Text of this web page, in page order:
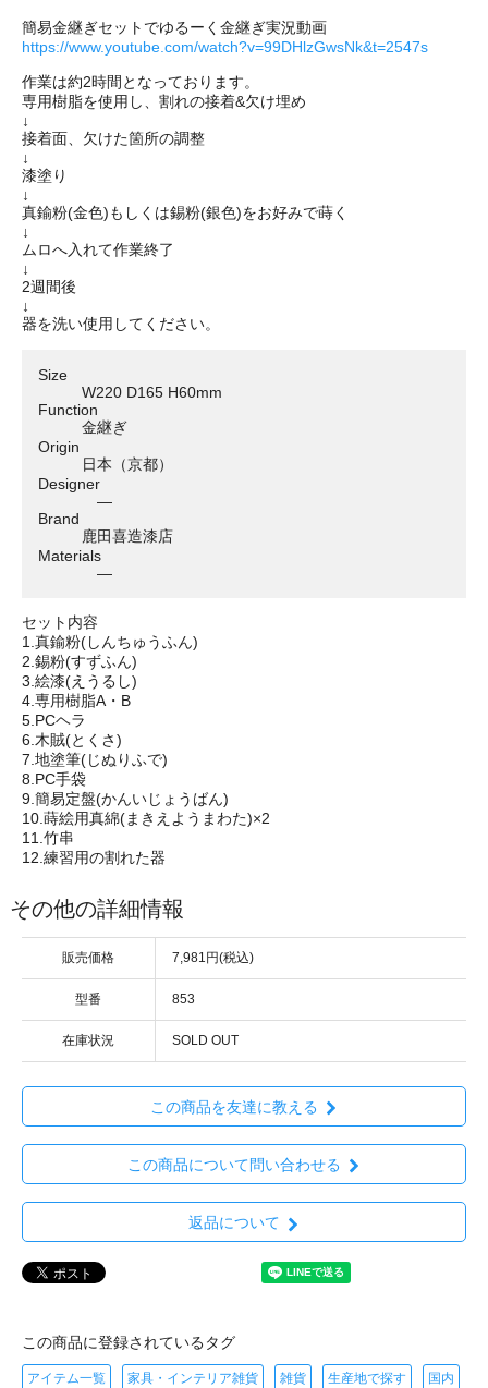
簡易金継ぎセットでゆるーく金継ぎ実況動画
https://www.youtube.com/watch?v=99DHlzGwsNk&t=2547s
作業は約2時間となっております。
専用樹脂を使用し、割れの接着&欠け埋め
↓
接着面、欠けた箇所の調整
↓
漆塗り
↓
真鍮粉(金色)もしくは錫粉(銀色)をお好みで蒔く
↓
ムロへ入れて作業終了
↓
2週間後
↓
器を洗い使用してください。
Size
W220 D165 H60mm
Function
金継ぎ
Origin
日本（京都）
Designer
―
Brand
鹿田喜造漆店
Materials
―
セット内容
1.真鍮粉(しんちゅうふん)
2.錫粉(すずふん)
3.絵漆(えうるし)
4.専用樹脂A・B
5.PCヘラ
6.木賊(とくさ)
7.地塗筆(じぬりふで)
8.PC手袋
9.簡易定盤(かんいじょうばん)
10.蒔絵用真綿(まきえようまわた)×2
11.竹串
12.練習用の割れた器
その他の詳細情報
販売価格 7,981円(税込)
型番 853
在庫状況 SOLD OUT
この商品を友達に教える
この商品について問い合わせる
返品について
この商品に登録されているタグ
アイテム一覧 家具・インテリア雑貨 雑貨 生産地で探す 国内